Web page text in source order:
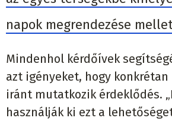
napok megrendezése
Mindenhol kérdőívek
azt igényeket, hogy
iránt mutatkozik érdeklődés.
használják ki ezt a